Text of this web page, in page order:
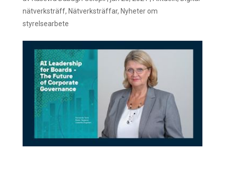
nätverksträff, Nätverksträffar, Nyheter om
styrelsearbete